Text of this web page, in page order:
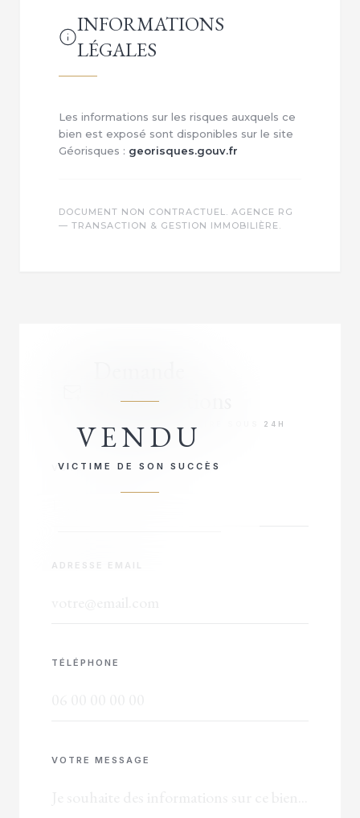
INFORMATIONS
LÉGALES
Les informations sur les risques auxquels ce
bien est exposé sont disponibles sur le site
Géorisques : georisques.gouv.fr
DOCUMENT NON CONTRACTUEL. AGENCE RG
— TRANSACTION & GESTION IMMOBILIÈRE.
VENDU
VICTIME DE SON SUCCÈS
d'informations
RÉPONSE PRIORITAIRE SOUS 24H
VOTRE NOM COMPLET
ADRESSE EMAIL
TÉLÉPHONE
VOTRE MESSAGE